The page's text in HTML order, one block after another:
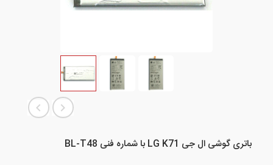
باتری گوشی ال جی LG K71 با شماره فنی BL-T48